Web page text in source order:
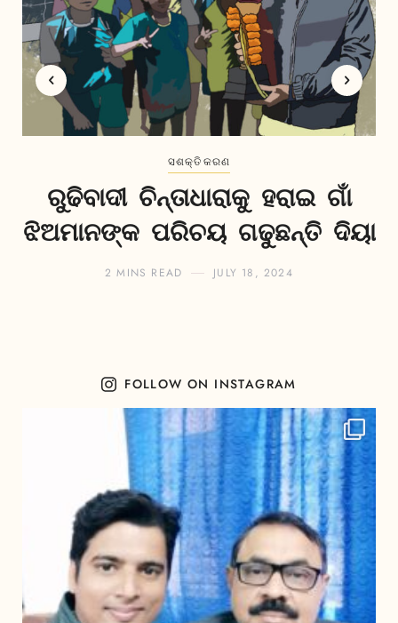
ସଶକ୍ତିକରଣ
ରୁଢିବାଦୀ ଚିନ୍ତାଧାରାକୁ ହରାଇ ଗାଁ
ଝିଅମାନଙ୍କ ପରିଚୟ ଗଢୁଛନ୍ତି ଦିୟା
2 MINS READ JULY 18, 2024
FOLLOW ON INSTAGRAM